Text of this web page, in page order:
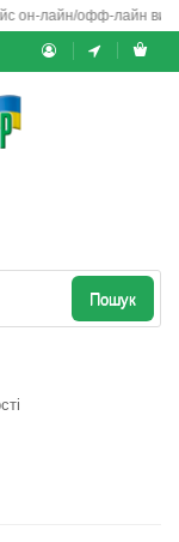
лайн/офф-лайн
Пошук